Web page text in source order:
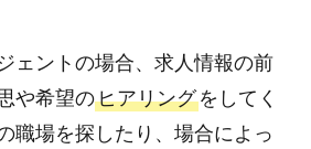
ェントの場合、求人情報の前
や希望のヒアリングをしてく
職場を探したり、場合によっ